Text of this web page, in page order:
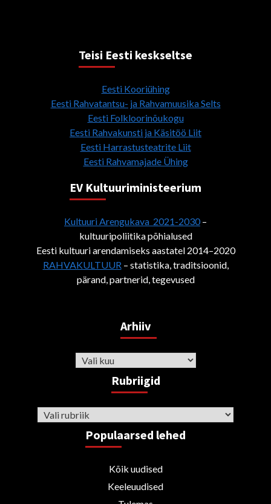
Teisi Eesti keskseltse
Eesti Kooriühing
Eesti Rahvatantsu- ja Rahvamuusika Selts
Eesti Folkloorinõukogu
Eesti Rahvakunsti ja Käsitöö Liit
Eesti Harrastusteatrite Liit
Eesti Rahvamajade Ühing
EV Kultuuriministeerium
Kultuuri Arengukava 2021-2030–
kultuuripoliitika põhialused
Eesti kultuuri arendamiseks aastatel 2014–2020
RAHVAKULTUUR – statistika, traditsioonid,
pärand, partnerid, tegevused
Arhiiv
Arhiiv
Rubriigid
Rubriigid
Populaarsed lehed
Kõik uudised
Keeleuudised